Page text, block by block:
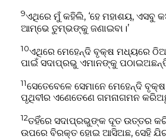
9ଏଥିରେ ମୁଁ କହିଲି, ‘ହେ ମହାଶୟ, ଏସବୁ
ଆମ୍ଭେ ତୁମ୍ଭଙ୍କୁ ଜଣାଇବା।’
10ଏଥିରେ ମେହେନ୍ଦି ବୃକ୍ଷ ମଧ୍ୟରେ
ପାଇଁ ସଦାପ୍ରଭୁ ଏମାନଙ୍କୁ
11ସେତେବେଳେ ସେମାନେ ମେହେନ୍ଦି
ପୃଥିବୀର ଏଣେତେଣେ ଗମନାଗମନ
12ତହିଁରେ ସଦାପ୍ରଭୁଙ୍କ ଦୂତ ଉତ୍ତର କରି
ଉପରେ ବିରକ୍ତ ହୋଇ ଆସିଅଛ, ସେହି